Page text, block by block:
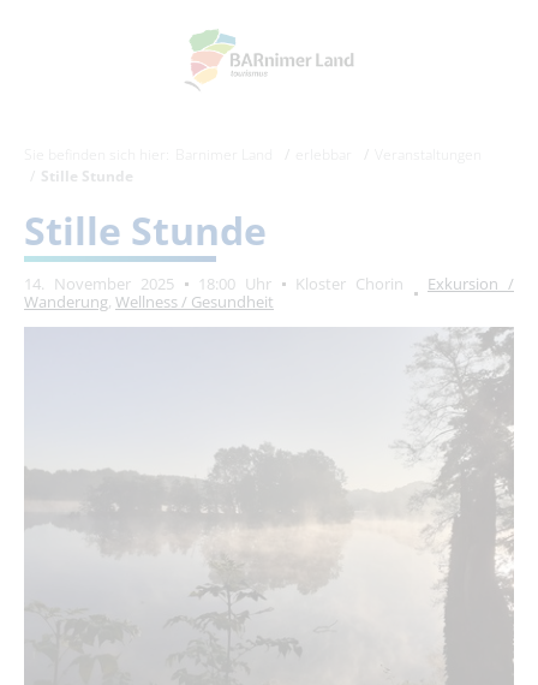
Stille Stunde
Stille Stunde
14. November 2025 18:00 Uhr Kloster Chorin
Exkursion /
Wanderung, Wellness / Gesundheit